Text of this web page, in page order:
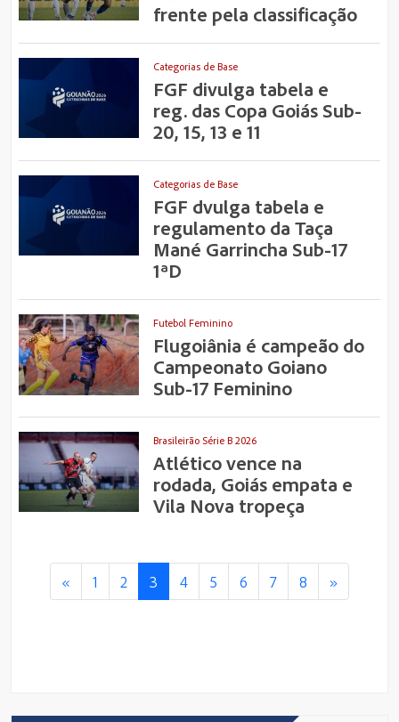
frente pela classificação
Categorias de Base
FGF divulga tabela e
reg. das Copa Goiás Sub-
20, 15, 13 e 11
Categorias de Base
FGF dvulga tabela e
regulamento da Taça
Mané Garrincha Sub-17
1ªD
Futebol Feminino
Flugoiânia é campeão do
Campeonato Goiano
Sub-17 Feminino
Brasileirão Série B 2026
Atlético vence na
rodada, Goiás empata e
Vila Nova tropeça
« 1 2 3 4 5 6 7 8 »